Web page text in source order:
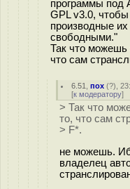
программы под
GPL v3.0,
производные
свободными."
Так что можешь
что сам
6.51 ,пох (?),
[к модератору]
> Так что
то, что сам
> F*.
не можешь.
владелец